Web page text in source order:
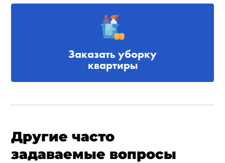
Заказать уборку
квартиры
Другие часто
задаваемые вопросы